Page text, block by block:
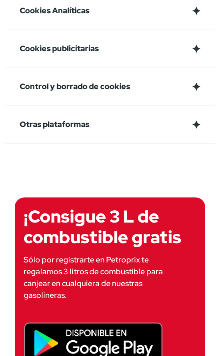
Cookies Analíticas
Cookies publicitarias
Control y borrado de cookies
Otras plataformas
¡Consigue 3 L de
combustible gratis
Sólo por registrarte en Petroprix te
regalamos 3 litros de combustible para
canjear en cualquiera de nuestras
gasolineras.